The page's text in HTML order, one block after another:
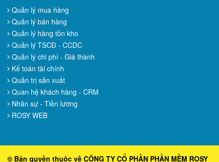
Quản lý mua hàng
Quản lý bán hàng
Quản lý hàng tồn kho
Quản lý TSCĐ - CCDC
Quản lý chi phí - Giá thành
Kế toán tài chính
Quản trị sản xuất
Quan hệ khách hàng - CRM
Nhân sự - Tiền lương
ROSY WEB
© Bản quyền thuộc về CÔNG TY CỔ PHẦN PHẦN MỀM ROSY